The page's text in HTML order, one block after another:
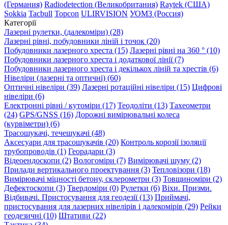
(Германия) Radiodetection (Великобритания) Raytek (США)
Sokkia Tacbull Topcon ULIRVISION УОМЗ (Россия)
Категорії
Лазерні рулетки, (далекоміри) (28)
Лазерні рівні, побудовники ліній і точок (20)
Побудовники лазерного хреста (15) Лазерні рівні на 360 ° (10)
Побудовники лазерного хреста і додаткової лінії (7)
Побудовники лазерного хреста і декількох ліній та хрестів (6)
Нівеліри (лазерні та оптичні) (60)
Оптичні нівеліри (39) Лазерні ротаційні нівеліри (15) Цифрові
нівеліри (6)
Електронні рівні / кутоміри (17) Теодоліти (13) Тахеометри
(24) GPS/GNSS (16) Дорожні вимірювальні колеса
(курвіметри) (6)
Трасошукачі, течешукачі (48)
Аксесуари для трасошукачів (20) Контроль корозії ізоляції
трубопроводів (1) Георадари (3)
Відеоендоскопи (2) Вологоміри (7) Вимірювачі шуму (2)
Прилади вертикального проектування (3) Тепловізори (18)
Вимірювачі міцності бетону, склерометри (3) Товщиноміри (2)
Дефектоскопи (3) Твердоміри (0) Рулетки (6) Віхи. Призми.
Відбивачі. Пристосування для геодезії (13) Приймачі,
пристосування для лазерних нівелірів і далекомірів (29) Рейки
геодезичні (10) Штативи (22)